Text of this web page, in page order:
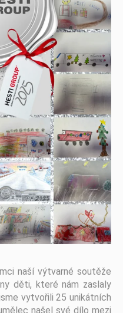
naší výtvarné soutěže
děti, které nám zaslaly
vytvořili 25 unikátních
našel své dílo mezi